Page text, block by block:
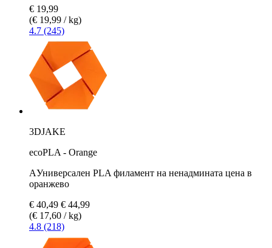
€ 19,99
(€ 19,99 / kg)
4.7 (245)
3DJAKE
ecoPLA - Orange
AУниверсален PLA филамент на ненадмината цена в
оранжево
€ 40,49 € 44,99
(€ 17,60 / kg)
4.8 (218)